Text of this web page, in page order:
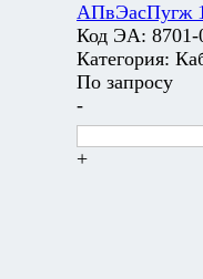
АПвЭасПугж
Код ЭА: 8701-
Категория:
По запросу
-
+